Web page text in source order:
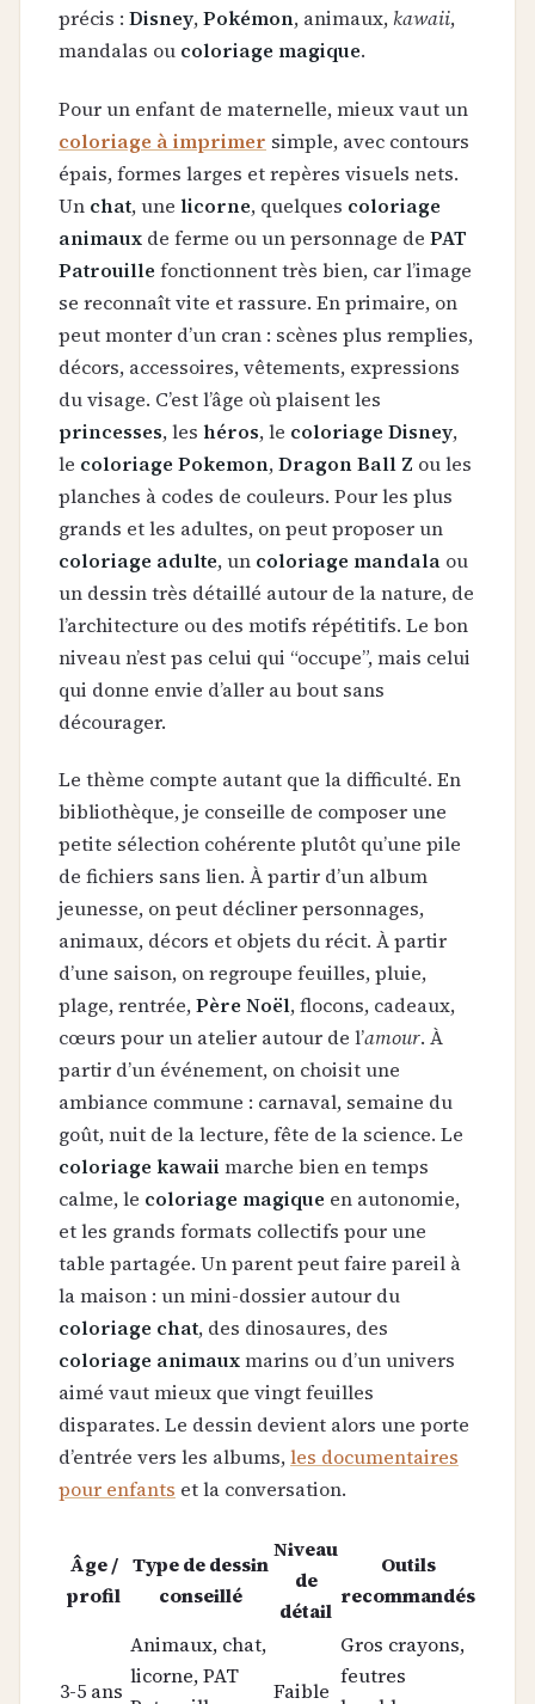
précis : Disney,Pokémon, animaux,kawaii,
mandalas ou coloriage magique.
Pour un enfant de maternelle, mieux vaut un
coloriage à imprimer simple, avec contours
épais, formes larges et repères visuels nets.
Un chat, une licorne, quelques coloriage
animaux de ferme ou un personnage de PAT
Patrouille fonctionnent très bien, car l’image
se reconnaît vite et rassure. En primaire, on
peut monter d’un cran : scènes plus remplies,
décors, accessoires, vêtements, expressions
du visage. C’est l’âge où plaisent les
princesses, les héros, le coloriage Disney,
le coloriage Pokemon,Dragon Ball Z ou les
planches à codes de couleurs. Pour les plus
grands et les adultes, on peut proposer un
coloriage adulte, un coloriage mandala ou
un dessin très détaillé autour de la nature, de
l’architecture ou des motifs répétitifs. Le bon
niveau n’est pas celui qui “occupe”, mais celui
qui donne envie d’aller au bout sans
décourager.
Le thème compte autant que la difficulté. En
bibliothèque, je conseille de composer une
petite sélection cohérente plutôt qu’une pile
de fichiers sans lien. À partir d’un album
jeunesse, on peut décliner personnages,
animaux, décors et objets du récit. À partir
d’une saison, on regroupe feuilles, pluie,
plage, rentrée,Père Noël, flocons, cadeaux,
cœurs pour un atelier autour de l’amour. À
partir d’un événement, on choisit une
ambiance commune : carnaval, semaine du
goût, nuit de la lecture, fête de la science. Le
coloriage kawaii marche bien en temps
calme, le coloriage magique en autonomie,
et les grands formats collectifs pour une
table partagée. Un parent peut faire pareil à
la maison : un mini-dossier autour du
coloriage chat, des dinosaures, des
coloriage animauxmarins ou d’un univers
aimé vaut mieux que vingt feuilles
disparates. Le dessin devient alors une porte
d’entrée vers les albums,les documentaires
pour enfants et la conversation.
Âge /
profil
Type de dessin
conseillé
Niveau
de
détail
Outils
recommandés
3-5 ans
Animaux, chat,
licorne, PAT
Faible
Gros crayons,
feutres